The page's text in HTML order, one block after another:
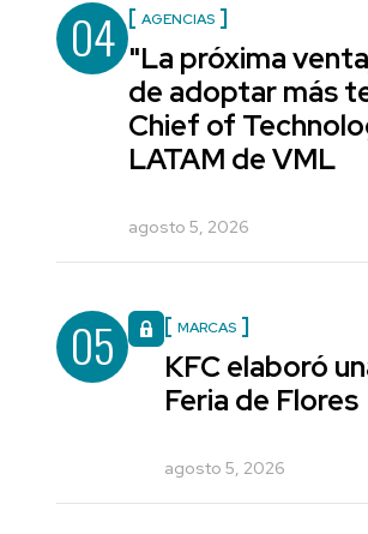
04 AGENCIAS
"La próxima
de adoptar más
Chief of
LATAM de VML
agosto 5, 2026
05 MARCAS
KFC elaboró
Feria de Flores
agosto 5, 2026